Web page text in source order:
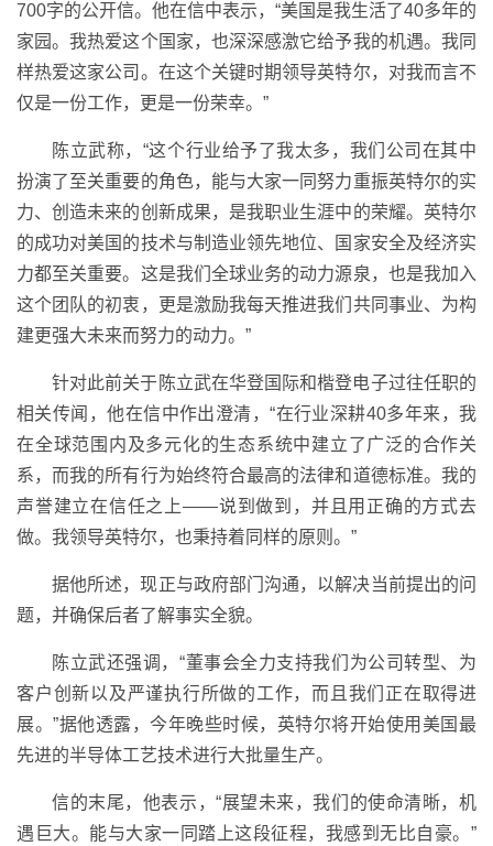
700字的公开信。他在信中表示，“美国是我生活了40多年的
家园。我热爱这个国家，也深深感激它给予我的机遇。我同
样热爱这家公司。在这个关键时期领导英特尔，对我而言不
仅是一份工作，更是一份荣幸。”
陈立武称，“这个行业给予了我太多，我们公司在其中
扮演了至关重要的角色，能与大家一同努力重振英特尔的实
力、创造未来的创新成果，是我职业生涯中的荣耀。英特尔
的成功对美国的技术与制造业领先地位、国家安全及经济实
力都至关重要。这是我们全球业务的动力源泉，也是我加入
这个团队的初衷，更是激励我每天推进我们共同事业、为构
建更强大未来而努力的动力。”
针对此前关于陈立武在华登国际和楷登电子过往任职的
相关传闻，他在信中作出澄清，“在行业深耕40多年来，我
在全球范围内及多元化的生态系统中建立了广泛的合作关
系，而我的所有行为始终符合最高的法律和道德标准。我的
声誉建立在信任之上——说到做到，并且用正确的方式去
做。我领导英特尔，也秉持着同样的原则。”
据他所述，现正与政府部门沟通，以解决当前提出的问
题，并确保后者了解事实全貌。
陈立武还强调，“董事会全力支持我们为公司转型、为
客户创新以及严谨执行所做的工作，而且我们正在取得进
展。”据他透露，今年晚些时候，英特尔将开始使用美国最
先进的半导体工艺技术进行大批量生产。
信的末尾，他表示，“展望未来，我们的使命清晰，机
遇巨大。能与大家一同踏上这段征程，我感到无比自豪。”